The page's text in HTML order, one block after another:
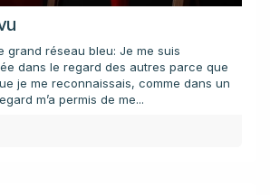
grand réseau bleu: Je me suis
dans le regard des autres parce que
je me reconnaissais, comme dans un
m’a permis de me...